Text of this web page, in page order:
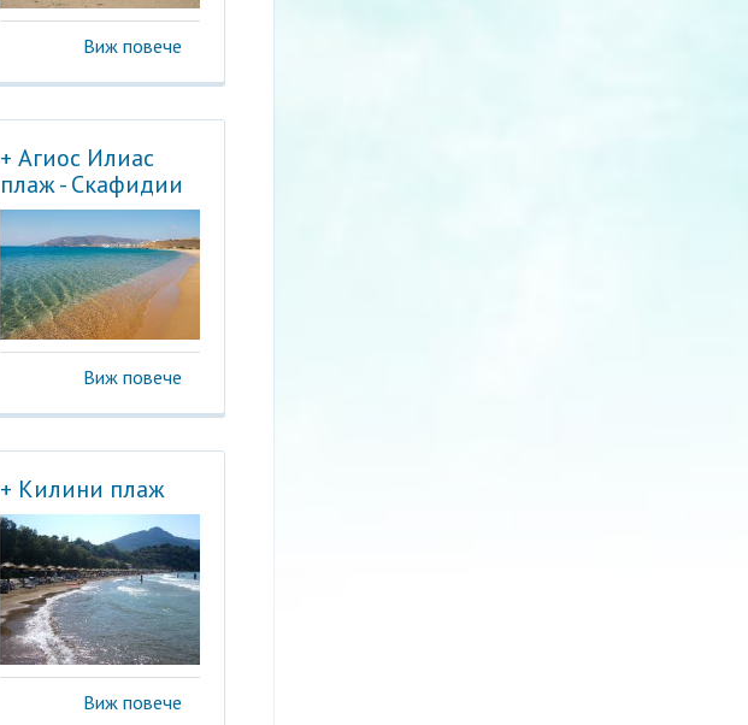
Виж повече
+ Агиос Илиас
плаж - Скафидии
Виж повече
+ Килини плаж
Виж повече